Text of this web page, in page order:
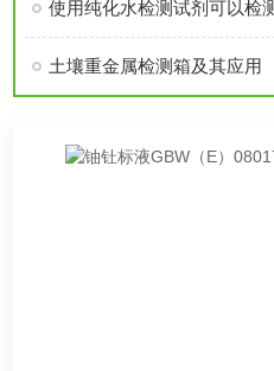
使用纯化水检测试剂可以检
土壤重金属检测箱及其应用